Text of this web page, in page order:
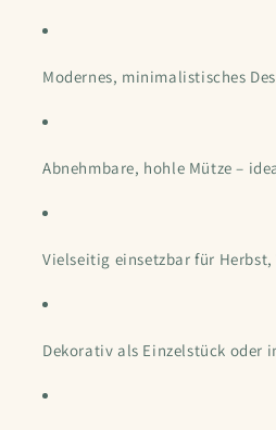
Modernes, minimalistisches
Abnehmbare, hohle Mütze –
Vielseitig einsetzbar für
Dekorativ als Einzelstück oder